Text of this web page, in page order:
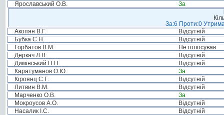
Ярославський О.В.
За
За:6 Проти:0
Акопян В.Г.
Відсутній
Бубка С.Н.
Відсутній
Горбатов В.М.
Не голосував
Деркач Л.В.
Відсутній
Димінський П.П.
Відсутній
Каратуманов О.Ю.
За
Кіроянц С.Г.
Відсутній
Литвин В.М.
Відсутній
Марченко О.В.
За
Мокроусов А.О.
Відсутній
Насалик І.С.
Відсутній